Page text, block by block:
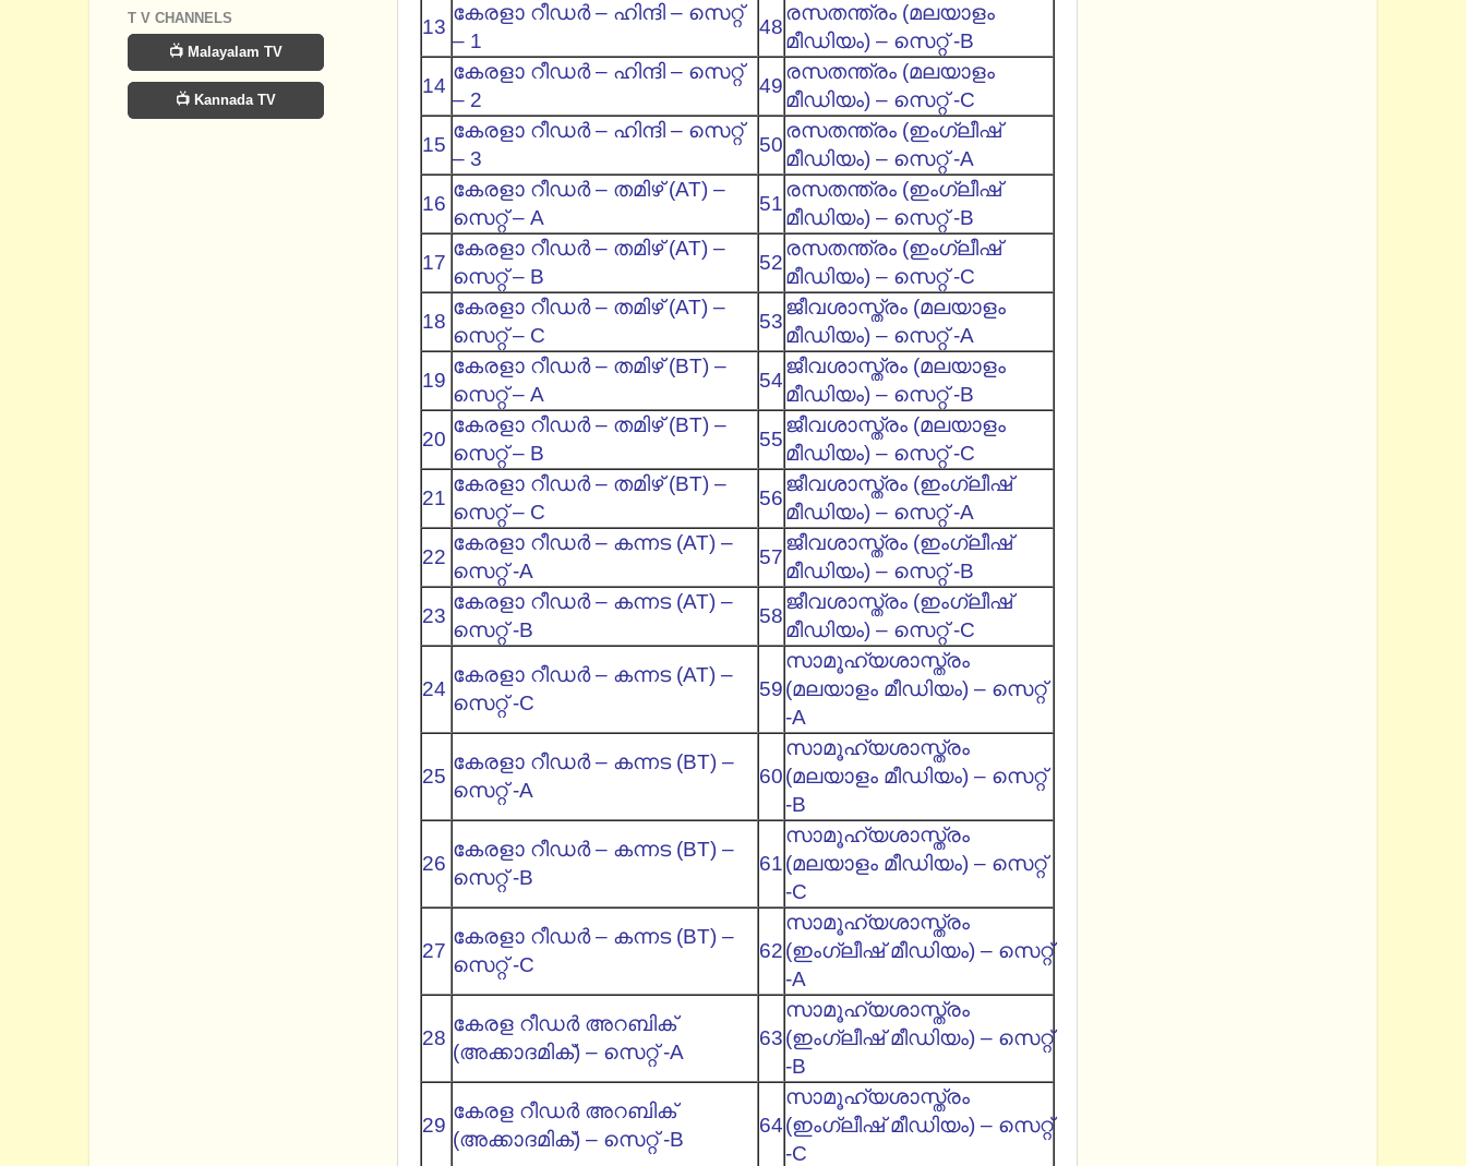
13
കേരളാ റീഡര്‍ – ഹിന്ദി – സെറ്റ്
– 1
48
രസതന്ത്രം (മലയാളം
മീഡിയം) – സെറ്റ് -B
14
കേരളാ റീഡര്‍ – ഹിന്ദി – സെറ്റ്
– 2
49
രസതന്ത്രം (മലയാളം
മീഡിയം) – സെറ്റ് -C
15
കേരളാ റീഡര്‍ – ഹിന്ദി – സെറ്റ്
– 3
50
രസതന്ത്രം (ഇംഗ്ലീഷ്
മീഡിയം) – സെറ്റ് -A
16
കേരളാ റീഡര്‍ – തമിഴ് (AT) –
സെറ്റ് – A
51
രസതന്ത്രം (ഇംഗ്ലീഷ്
മീഡിയം) – സെറ്റ് -B
17
കേരളാ റീഡര്‍ – തമിഴ് (AT) –
സെറ്റ് – B
52
രസതന്ത്രം (ഇംഗ്ലീഷ്
മീഡിയം) – സെറ്റ് -C
18
കേരളാ റീഡര്‍ – തമിഴ് (AT) –
സെറ്റ് – C
53
ജീവശാസ്ത്രം (മലയാളം
മീഡിയം) – സെറ്റ് -A
19
കേരളാ റീഡര്‍ – തമിഴ് (BT) –
സെറ്റ് – A
54
ജീവശാസ്ത്രം (മലയാളം
മീഡിയം) – സെറ്റ് -B
20
കേരളാ റീഡര്‍ – തമിഴ് (BT) –
സെറ്റ് – B
55
ജീവശാസ്ത്രം (മലയാളം
മീഡിയം) – സെറ്റ് -C
21
കേരളാ റീഡര്‍ – തമിഴ് (BT) –
സെറ്റ് – C
56
ജീവശാസ്ത്രം (ഇംഗ്ലീഷ്
മീഡിയം) – സെറ്റ് -A
22
കേരളാ റീഡര്‍ – കന്നട (AT) –
സെറ്റ് -A
57
ജീവശാസ്ത്രം (ഇംഗ്ലീഷ്
മീഡിയം) – സെറ്റ് -B
23
കേരളാ റീഡര്‍ – കന്നട (AT) –
സെറ്റ് -B
58
ജീവശാസ്ത്രം (ഇംഗ്ലീഷ്
മീഡിയം) – സെറ്റ് -C
24
കേരളാ റീഡര്‍ – കന്നട (AT) –
സെറ്റ് -C
59
സാമൂഹ്യശാസ്ത്രം
(മലയാളം മീഡിയം) – സെറ്റ്
-A
25
കേരളാ റീഡര്‍ – കന്നട (BT) –
സെറ്റ് -A
60
സാമൂഹ്യശാസ്ത്രം
(മലയാളം മീഡിയം) – സെറ്റ്
-B
26
കേരളാ റീഡര്‍ – കന്നട (BT) –
സെറ്റ് -B
61
സാമൂഹ്യശാസ്ത്രം
(മലയാളം മീഡിയം) – സെറ്റ്
-C
27
കേരളാ റീഡര്‍ – കന്നട (BT) –
സെറ്റ് -C
62
സാമൂഹ്യശാസ്ത്രം
(ഇംഗ്ലീഷ് മീഡിയം) – സെറ്റ്
-A
28
കേരള റീഡര്‍ അറബിക്
(അക്കാദമിക്) – സെറ്റ് -A
63
സാമൂഹ്യശാസ്ത്രം
(ഇംഗ്ലീഷ് മീഡിയം) – സെറ്റ്
-B
29
കേരള റീഡര്‍ അറബിക്
(അക്കാദമിക്) – സെറ്റ് -B
64
സാമൂഹ്യശാസ്ത്രം
(ഇംഗ്ലീഷ് മീഡിയം) – സെറ്റ്
-C
T V CHANNELS
📺 Malayalam TV
📺 Kannada TV